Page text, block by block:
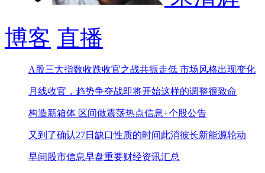
博客 直播
A股三大指数收跌收官之战共振走低 市场风格出现变化
月线收官，趋势争夺战即将开始这样的调整很致命
构造新箱体 区间做震荡热点信息+个股公告
又到了确认27日缺口性质的时间此消彼长新能源轮动
早间股市信息早盘重要财经资讯汇总